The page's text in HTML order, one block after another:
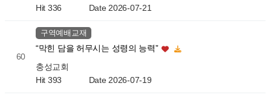
Hit 336 Date 2026-07-21
60
구역예배교재
“막힌 담을 허무시는 성령의 능력”
충성교회
Hit 393 Date 2026-07-19